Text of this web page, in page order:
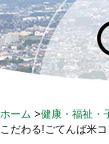
S
k
i
p
c
ホーム >健康・福祉・
こだわる!ごてんば米